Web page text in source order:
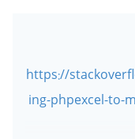
https://
ing-phpexcel-to-